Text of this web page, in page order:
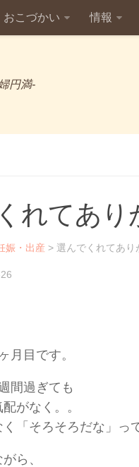
おこづかい 情報
円満-
れてあり
娠・出産 > 選んでくれてあり
月目です。
間過ぎても
がなく。。
く「そろそろだな」っ
ら、